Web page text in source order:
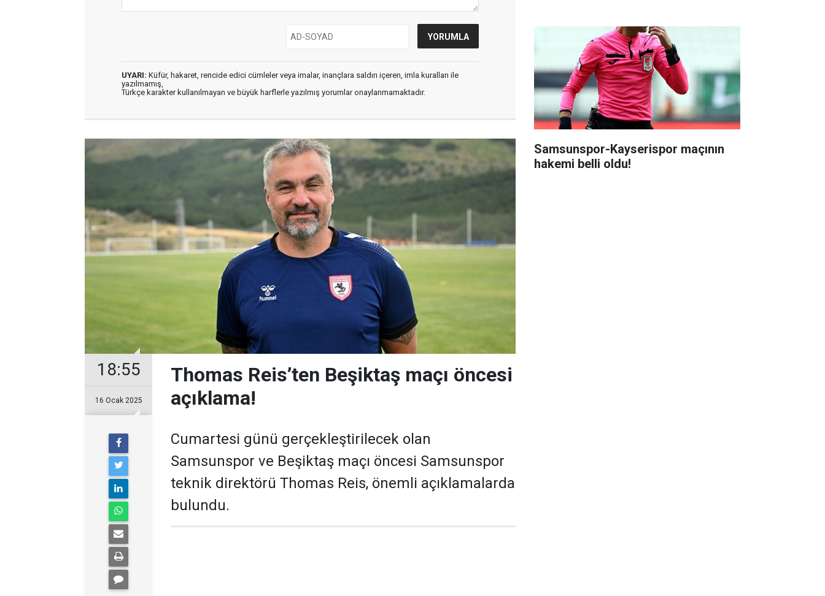
UYARI: Küfür, hakaret, rencide edici cümleler veya imalar, inançlara saldırı içeren, imla kuralları ile
yazılmamış,
Türkçe karakter kullanılmayan ve büyük harflerle yazılmış yorumlar onaylanmamaktadır.
18:55
16 Ocak 2025
Thomas Reis’ten Beşiktaş maçı öncesi
açıklama!
Cumartesi günü gerçekleştirilecek olan
Samsunspor ve Beşiktaş maçı öncesi Samsunspor
teknik direktörü Thomas Reis, önemli açıklamalarda
bulundu.
Samsunspor-Kayserispor maçının
hakemi belli oldu!